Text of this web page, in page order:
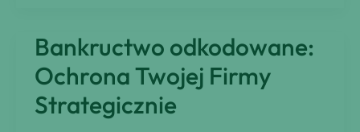
gospodarczych
wpływające
na
wpisy
Bankructwo odkodowane:
Ochrona Twojej Firmy
Strategicznie